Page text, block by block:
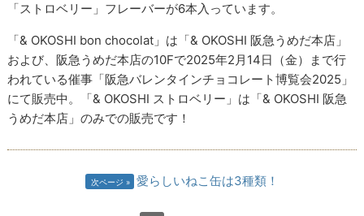
「ストロベリー」フレーバーが6本入っています。
「& OKOSHI bon chocolat」は「& OKOSHI 阪急うめだ本店」
および、阪急うめだ本店の10Fで2025年2月14日（金）まで行
われている催事「阪急バレンタインチョコレート博覧会2025」
にて販売中。「& OKOSHI ストロベリー」は「& OKOSHI 阪急
うめだ本店」のみでの販売です！
次ページ 愛らしいねこ缶は3種類！